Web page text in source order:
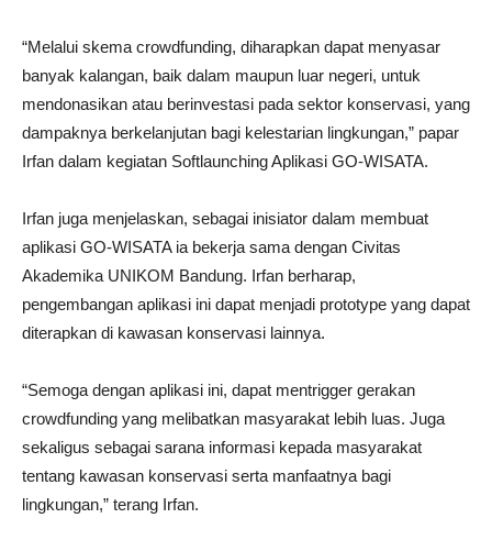
“Melalui skema crowdfunding, diharapkan dapat menyasar
banyak kalangan, baik dalam maupun luar negeri, untuk
mendonasikan atau berinvestasi pada sektor konservasi, yang
dampaknya berkelanjutan bagi kelestarian lingkungan,” papar
Irfan dalam kegiatan Softlaunching Aplikasi GO-WISATA.
Irfan juga menjelaskan, sebagai inisiator dalam membuat
aplikasi GO-WISATA ia bekerja sama dengan Civitas
Akademika UNIKOM Bandung. Irfan berharap,
pengembangan aplikasi ini dapat menjadi prototype yang dapat
diterapkan di kawasan konservasi lainnya.
“Semoga dengan aplikasi ini, dapat mentrigger gerakan
crowdfunding yang melibatkan masyarakat lebih luas. Juga
sekaligus sebagai sarana informasi kepada masyarakat
tentang kawasan konservasi serta manfaatnya bagi
lingkungan,” terang Irfan.